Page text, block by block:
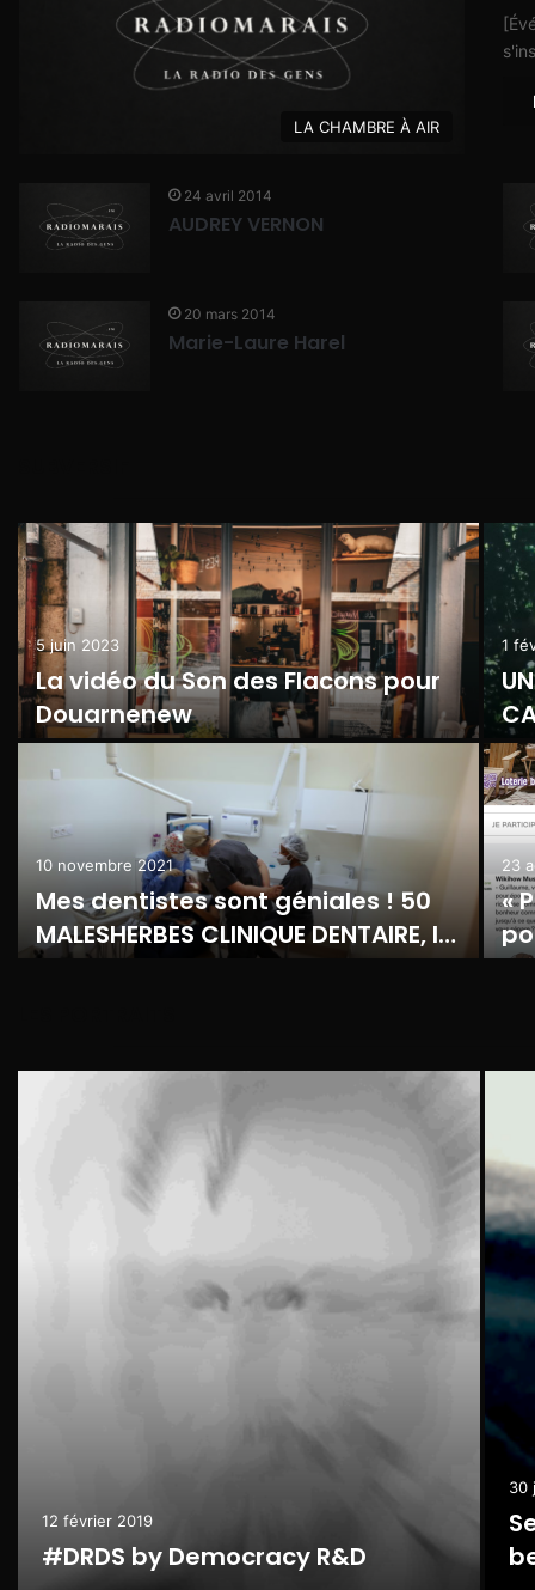
LA CHAMBRE À AIR
24 avril 2014
AUDREY VERNON
20 mars 2014
Marie-Laure Harel
5 juin 2023
La vidéo du Son des Flacons pour
Douarnenew
1
10 novembre 2021
Mes dentistes sont géniales ! 50
MALESHERBES CLINIQUE DENTAIRE, le
docteur Guillot et son équipe.
23
«
12 février 2019
#DRDS by Democracy R&D
30